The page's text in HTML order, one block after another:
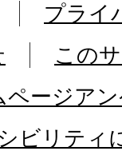
プライ
この
ページア
ビリティ